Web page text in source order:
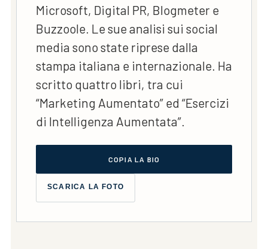
Microsoft, Digital PR, Blogmeter e
Buzzoole. Le sue analisi sui social
media sono state riprese dalla
stampa italiana e internazionale. Ha
scritto quattro libri, tra cui
“Marketing Aumentato” ed “Esercizi
di Intelligenza Aumentata”.
COPIA LA BIO
SCARICA LA FOTO